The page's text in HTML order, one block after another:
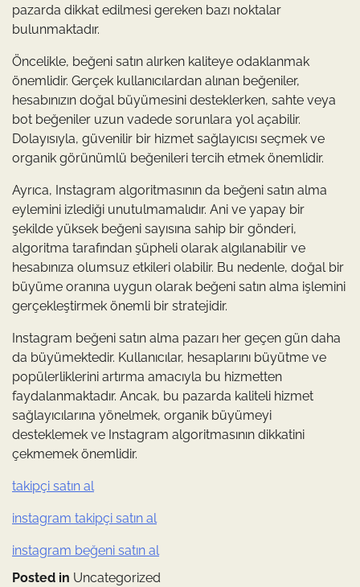
pazarda dikkat edilmesi gereken bazı noktalar
bulunmaktadır.
Öncelikle, beğeni satın alırken kaliteye odaklanmak
önemlidir. Gerçek kullanıcılardan alınan beğeniler,
hesabınızın doğal büyümesini desteklerken, sahte veya
bot beğeniler uzun vadede sorunlara yol açabilir.
Dolayısıyla, güvenilir bir hizmet sağlayıcısı seçmek ve
organik görünümlü beğenileri tercih etmek önemlidir.
Ayrıca, Instagram algoritmasının da beğeni satın alma
eylemini izlediği unutulmamalıdır. Ani ve yapay bir
şekilde yüksek beğeni sayısına sahip bir gönderi,
algoritma tarafından şüpheli olarak algılanabilir ve
hesabınıza olumsuz etkileri olabilir. Bu nedenle, doğal bir
büyüme oranına uygun olarak beğeni satın alma işlemini
gerçekleştirmek önemli bir stratejidir.
Instagram beğeni satın alma pazarı her geçen gün daha
da büyümektedir. Kullanıcılar, hesaplarını büyütme ve
popülerliklerini artırma amacıyla bu hizmetten
faydalanmaktadır. Ancak, bu pazarda kaliteli hizmet
sağlayıcılarına yönelmek, organik büyümeyi
desteklemek ve Instagram algoritmasının dikkatini
çekmemek önemlidir.
takipçi satın al
instagram takipçi satın al
instagram beğeni satın al
Posted in Uncategorized